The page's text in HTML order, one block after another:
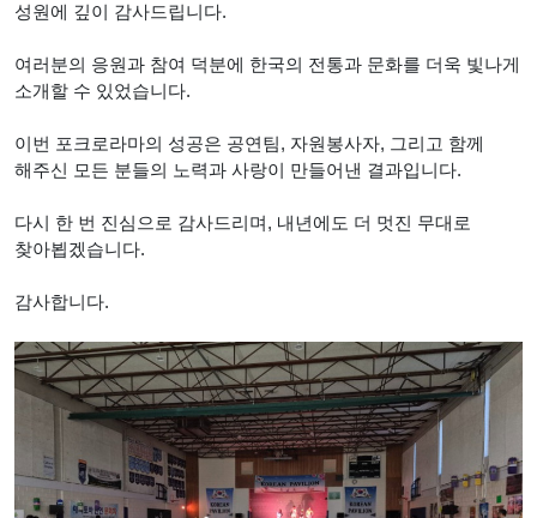
성원에 깊이 감사드립니다.
여러분의 응원과 참여 덕분에 한국의 전통과 문화를 더욱 빛나게
소개할 수 있었습니다.
이번 포크로라마의 성공은 공연팀, 자원봉사자, 그리고 함께
해주신 모든 분들의 노력과 사랑이 만들어낸 결과입니다.
다시 한 번 진심으로 감사드리며, 내년에도 더 멋진 무대로
찾아뵙겠습니다.
감사합니다.